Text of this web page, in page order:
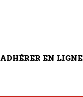
ADHÉRER EN LIGNE